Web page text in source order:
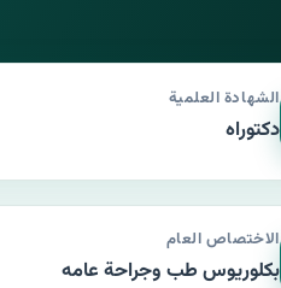
الشهادة العلمية
دكتوراه
الاختصاص العام
بكلوريوس طب وجراحة عامه